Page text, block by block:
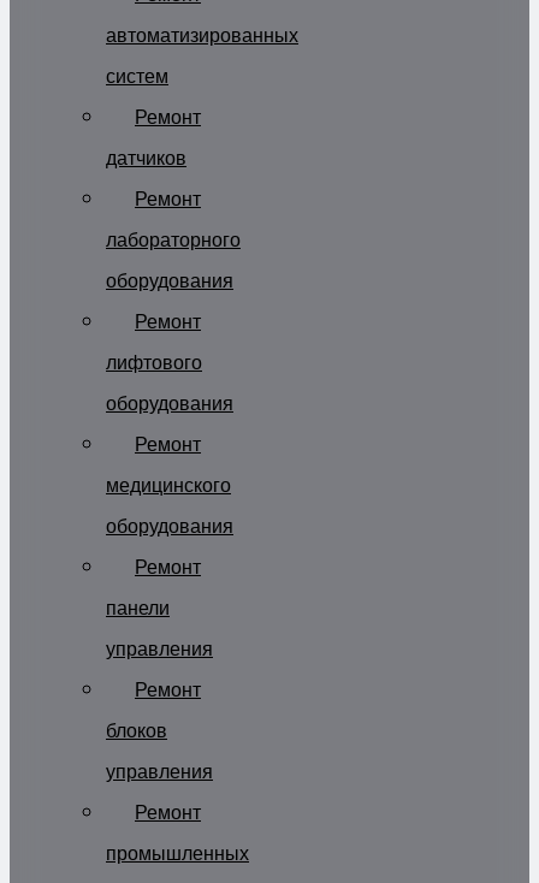
автоматизированных
систем
Ремонт
датчиков
Ремонт
лабораторного
оборудования
Ремонт
лифтового
оборудования
Ремонт
медицинского
оборудования
Ремонт
панели
управления
Ремонт
блоков
управления
Ремонт
промышленных